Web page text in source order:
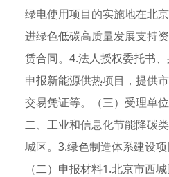
绿电使用项目的实施地在北
进绿色低碳高质量发展支持
赁合同。4.法人授权委托书
申报新能源供热项目，提供
交易凭证等。（三）受理单
二、工业和信息化节能降碳
城区。3.绿色制造体系建设
（二）申报材料1.北京市西